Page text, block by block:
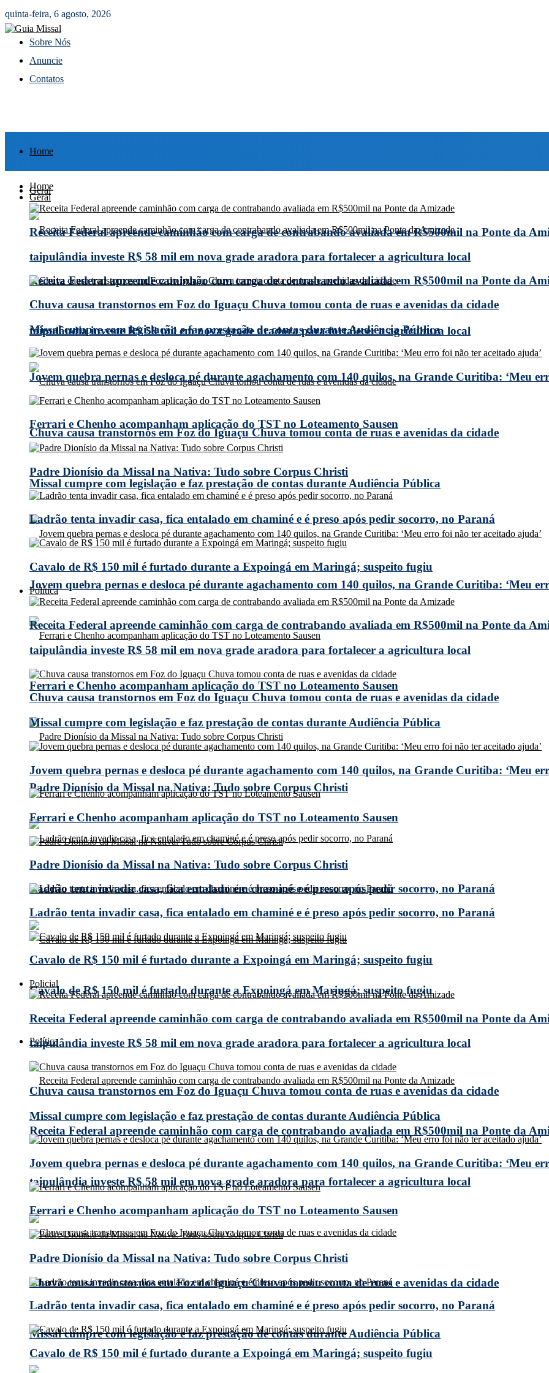
quinta-feira, 6 agosto, 2026
Sobre Nós
Anuncie
Contatos
Home
Geral
Receita Federal apreende caminhão com carga de contrabando avaliada em R$500mil na Ponte da
taipulândia investe R$ 58 mil em nova grade aradora para fortalecer a agricultura local
Chuva causa transtornos em Foz do Iguaçu Chuva tomou conta de ruas e avenidas da cidade
Missal cumpre com legislação e faz prestação de contas durante Audiência Pública
Jovem quebra pernas e desloca pé durante agachamento com 140 quilos, na Grande Curitiba: ‘Meu
Ferrari e Chenho acompanham aplicação do TST no Loteamento Sausen
Padre Dionísio da Missal na Nativa: Tudo sobre Corpus Christi
Ladrão tenta invadir casa, fica entalado em chaminé e é preso após pedir socorro, no Paraná
Cavalo de R$ 150 mil é furtado durante a Expoingá em Maringá; suspeito fugiu
Política
Receita Federal apreende caminhão com carga de contrabando avaliada em R$500mil na Ponte da
taipulândia investe R$ 58 mil em nova grade aradora para fortalecer a agricultura local
Chuva causa transtornos em Foz do Iguaçu Chuva tomou conta de ruas e avenidas da cidade
Missal cumpre com legislação e faz prestação de contas durante Audiência Pública
Home
Geral
Receita Federal apreende caminhão com carga de contrabando avaliada em R$500mil na Ponte da
taipulândia investe R$ 58 mil em nova grade aradora para fortalecer a agricultura local
Chuva causa transtornos em Foz do Iguaçu Chuva tomou conta de ruas e avenidas da cidade
Missal cumpre com legislação e faz prestação de contas durante Audiência Pública
Jovem quebra pernas e desloca pé durante agachamento com 140 quilos, na Grande Curitiba: ‘Meu
Ferrari e Chenho acompanham aplicação do TST no Loteamento Sausen
Padre Dionísio da Missal na Nativa: Tudo sobre Corpus Christi
Ladrão tenta invadir casa, fica entalado em chaminé e é preso após pedir socorro, no Paraná
Cavalo de R$ 150 mil é furtado durante a Expoingá em Maringá; suspeito fugiu
Política
Receita Federal apreende caminhão com carga de contrabando avaliada em R$500mil na Ponte da
taipulândia investe R$ 58 mil em nova grade aradora para fortalecer a agricultura local
Chuva causa transtornos em Foz do Iguaçu Chuva tomou conta de ruas e avenidas da cidade
Missal cumpre com legislação e faz prestação de contas durante Audiência Pública
Jovem quebra pernas e desloca pé durante agachamento com 140 quilos, na Grande Curitiba: ‘Meu
Ferrari e Chenho acompanham aplicação do TST no Loteamento Sausen
Padre Dionísio da Missal na Nativa: Tudo sobre Corpus Christi
Ladrão tenta invadir casa, fica entalado em chaminé e é preso após pedir socorro, no Paraná
Cavalo de R$ 150 mil é furtado durante a Expoingá em Maringá; suspeito fugiu
Policial
Receita Federal apreende caminhão com carga de contrabando avaliada em R$500mil na Ponte da
taipulândia investe R$ 58 mil em nova grade aradora para fortalecer a agricultura local
Chuva causa transtornos em Foz do Iguaçu Chuva tomou conta de ruas e avenidas da cidade
Missal cumpre com legislação e faz prestação de contas durante Audiência Pública
Jovem quebra pernas e desloca pé durante agachamento com 140 quilos, na Grande Curitiba: ‘Meu
Ferrari e Chenho acompanham aplicação do TST no Loteamento Sausen
Padre Dionísio da Missal na Nativa: Tudo sobre Corpus Christi
Ladrão tenta invadir casa, fica entalado em chaminé e é preso após pedir socorro, no Paraná
Cavalo de R$ 150 mil é furtado durante a Expoingá em Maringá; suspeito fugiu